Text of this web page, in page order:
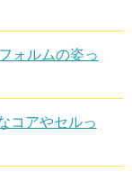
ォルムの姿っ
コアやセルっ